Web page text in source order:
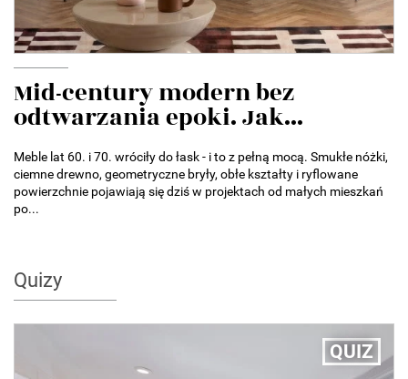
Mid-century modern bez
odtwarzania epoki. Jak...
Meble lat 60. i 70. wróciły do łask - i to z pełną mocą. Smukłe nóżki,
ciemne drewno, geometryczne bryły, obłe kształty i ryflowane
powierzchnie pojawiają się dziś w projektach od małych mieszkań
po...
Quizy
QUIZ